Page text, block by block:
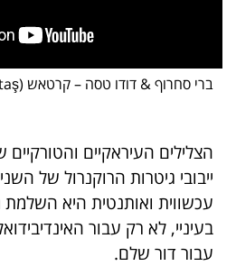
ברי סחרוף & דודו טסה – קרטאש (Karataş)
הצלילים העיראקיים
ייבובי גיטרות הרוקנרול של
עכשווית ואותנטית היא השלמת
בעיניי, לא רק עבור
עבור דור שלם.